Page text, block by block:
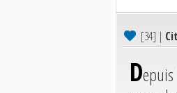
[34] |
D